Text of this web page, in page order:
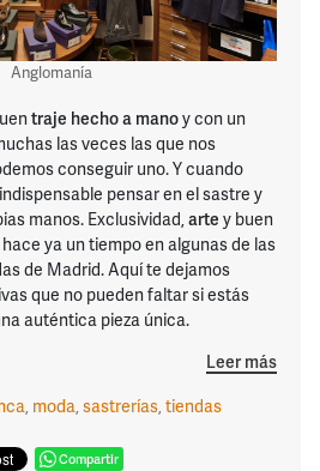
Anglomanía
traje hecho a manoy con un
las veces las que nos
conseguir uno. Y cuando
pensar en el sastre y
manos. Exclusividad,arte y buen
ya un tiempo en algunas de las
de Madrid. Aquí te dejamos
que no pueden faltar si estás
auténtica pieza única.
Leer más
, moda,sastrerías,tiendas
Compartir